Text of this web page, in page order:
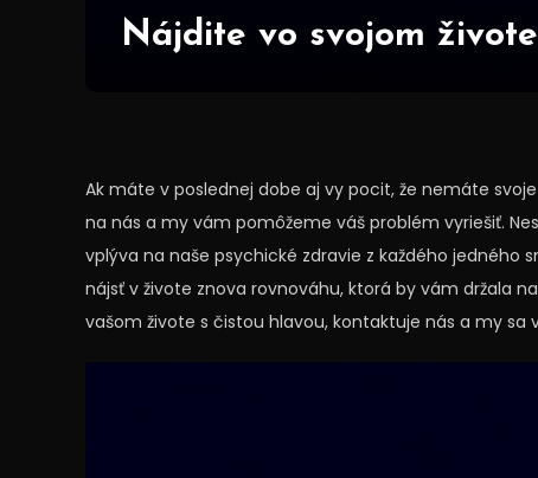
Nájdite vo svojom
Ak máte v poslednej dobe aj vy pocit, že nemáte
na nás a my vám pomôžeme váš problém vyriešiť.
vplýva na naše psychické zdravie z každého jedného
nájsť v živote znova rovnováhu, ktorá by vám držala
vašom živote s čistou hlavou, kontaktuje nás a my